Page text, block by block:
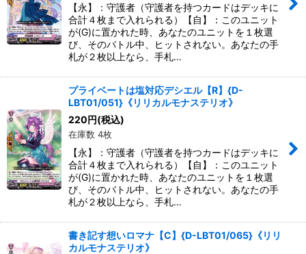
【永】：守護者（守護者を持つカードはデッキに
合計４枚まで入れられる）【自】：このユニット
が(G)に置かれた時、あなたのユニットを１枚選
び、そのバトル中、ヒットされない。あなたの手
札が２枚以上なら、手札…
プライベートは塩対応デシエル【R】{D-
LBT01/051}《リリカルモナステリオ》
220円(税込)
在庫数 4枚
【永】：守護者（守護者を持つカードはデッキに
合計４枚まで入れられる）【自】：このユニット
が(G)に置かれた時、あなたのユニットを１枚選
び、そのバトル中、ヒットされない。あなたの手
札が２枚以上なら、手札…
書き記す想いロマナ【C】{D-LBT01/065}《リリ
カルモナステリオ》